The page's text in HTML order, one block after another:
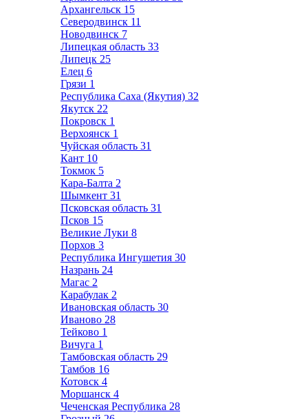
Архангельск 15
Северодвинск 11
Новодвинск 7
Липецкая область 33
Липецк 25
Елец 6
Грязи 1
Республика Саха (Якутия) 32
Якутск 22
Покровск 1
Верхоянск 1
Чуйская область 31
Кант 10
Токмок 5
Кара-Балта 2
Шымкент 31
Псковская область 31
Псков 15
Великие Луки 8
Порхов 3
Республика Ингушетия 30
Назрань 24
Магас 2
Карабулак 2
Ивановская область 30
Иваново 28
Тейково 1
Вичуга 1
Тамбовская область 29
Тамбов 16
Котовск 4
Моршанск 4
Чеченская Республика 28